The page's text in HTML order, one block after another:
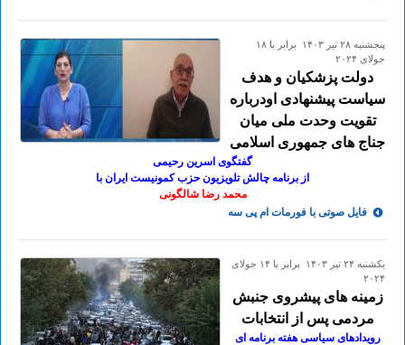
پنجشنبه ۲۸ تير ۱۴۰۳ برابر با ۱۸
جولای ۲۰۲۴
دولت پزشکیان و هدف
سیاست پیشنهادی اودرباره
تقویت وحدت ملی میان
جناج های جمهوری اسلامی
گفتگوی اسرین رحیمی
از برنامه چالش تلویزیون حزب کمونیست ایران با
محمد رضا شالگونی
فایل صوتی با فورمات ام پی سه
يكشنبه ۲۴ تير ۱۴۰۳ برابر با ۱۴ جولای
۲۰۲۴
زمینه های پیشروی جنبش
مردمی پس از انتخابات
رویدادهای سیاسی هفته برنامه ای